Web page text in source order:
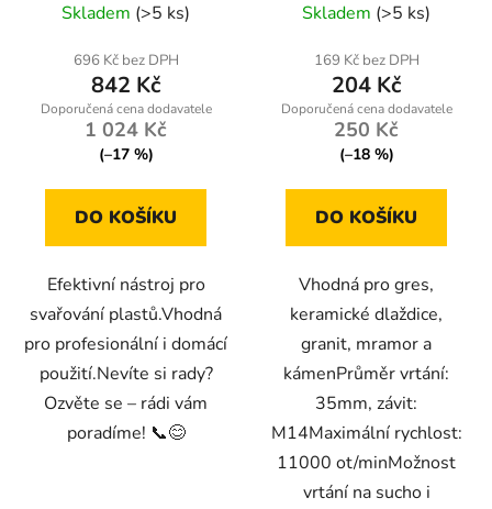
Skladem (>5 ks)
696 Kč bez DPH
842 Kč
1 024 Kč
(–17 %)
DO KOŠÍKU
Efektivní nástroj pro
svařování plastů.Vhodná
pro profesionální i domácí
použití.Nevíte si rady?
Ozvěte se – rádi vám
poradíme! 📞😊
Skladem (>5 ks)
169 Kč bez DPH
204 Kč
250 Kč
(–18 %)
DO KOŠÍKU
Vhodná pro gres,
keramické dlaždice,
granit, mramor a
kámenPrůměr vrtání:
35mm, závit:
M14Maximální rychlost:
11000 ot/minMožnost
vrtání na sucho i